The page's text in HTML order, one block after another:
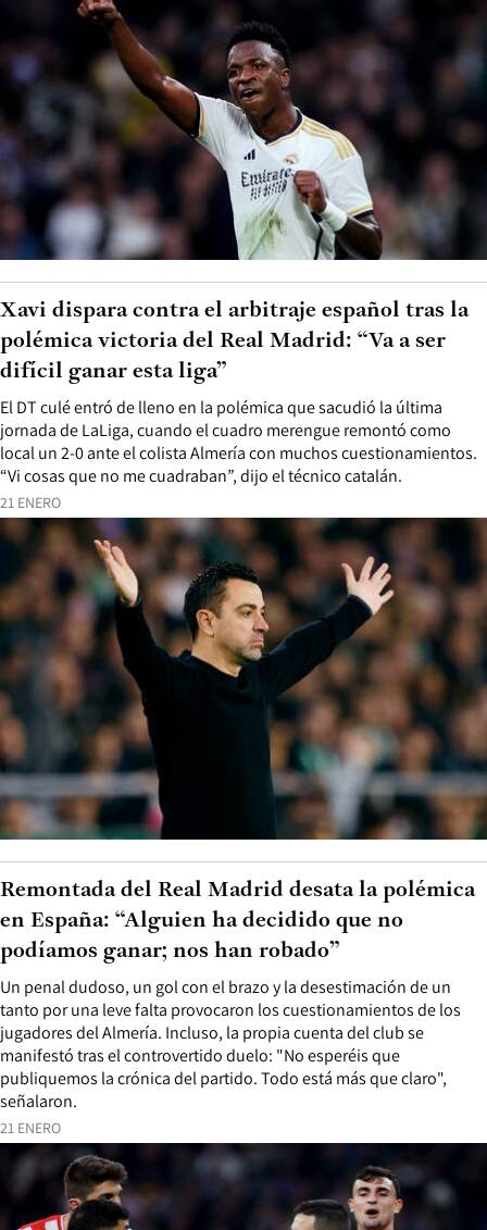
21 ENERO
El DT culé entró de lleno en la polémica que sacudió la última
jornada de LaLiga, cuando el cuadro merengue remontó como
local un 2-0 ante el colista Almería con muchos cuestionamientos.
“Vi cosas que no me cuadraban”, dijo el técnico catalán.
Xavi dispara contra el arbitraje español tras la
polémica victoria del Real Madrid: “Va a ser
difícil ganar esta liga”
21 ENERO
Un penal dudoso, un gol con el brazo y la desestimación de un
tanto por una leve falta provocaron los cuestionamientos de los
jugadores del Almería. Incluso, la propia cuenta del club se
manifestó tras el controvertido duelo: "No esperéis que
publiquemos la crónica del partido. Todo está más que claro",
señalaron.
Remontada del Real Madrid desata la polémica
en España: “Alguien ha decidido que no
podíamos ganar; nos han robado”